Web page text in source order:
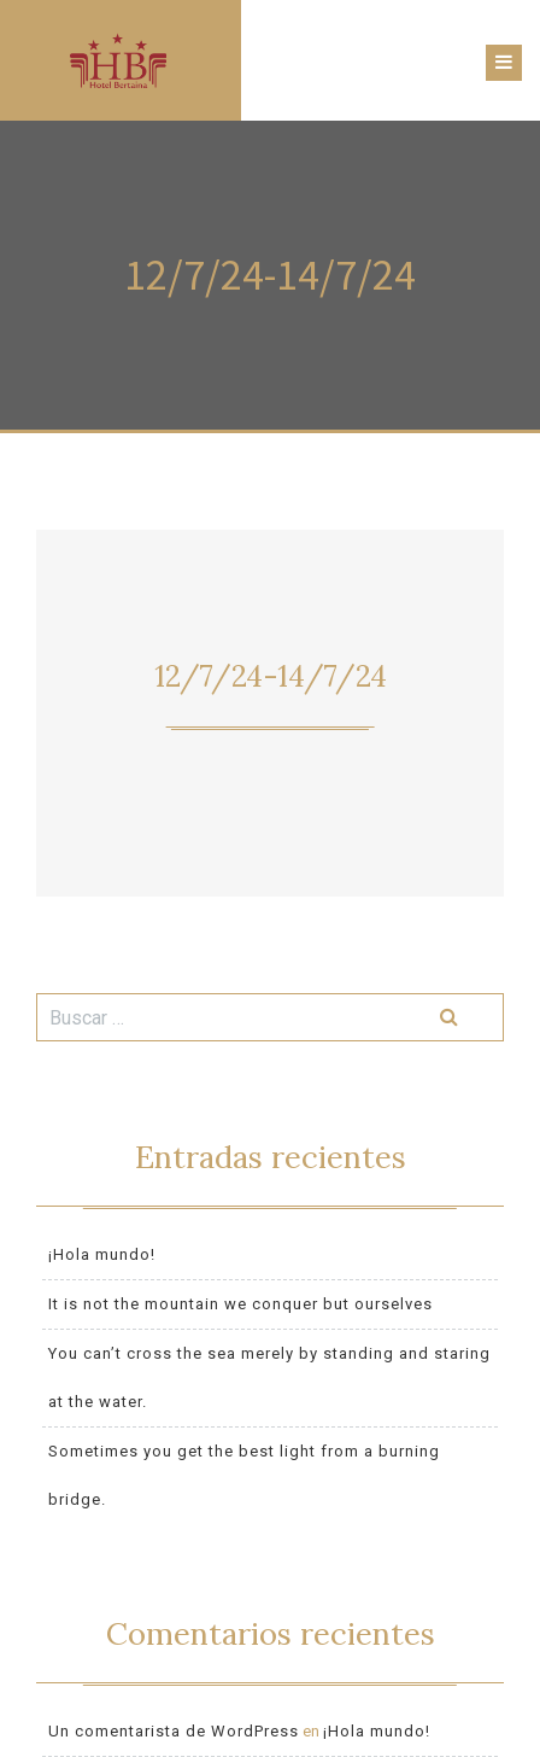
12/7/24-14/7/24
12/7/24-14/7/24
Entradas recientes
¡Hola mundo!
It is not the mountain we conquer but ourselves
You can’t cross the sea merely by standing and staring
at the water.
Sometimes you get the best light from a burning
bridge.
Comentarios recientes
Un comentarista de WordPress en ¡Hola mundo!